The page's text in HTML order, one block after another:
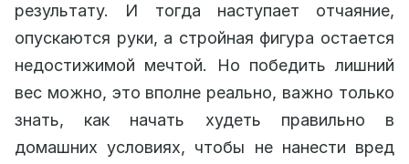
результату. И тогда наступает отчаяние,
опускаются руки, а стройная фигура остается
недостижимой мечтой. Но победить лишний
вес можно, это вполне реально, важно только
знать, как начать худеть правильно в
домашних условиях, чтобы не нанести вред